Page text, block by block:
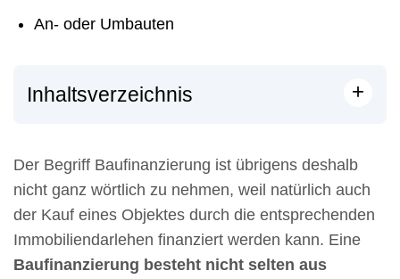
An- oder Umbauten
Inhaltsverzeichnis +
Der Begriff Baufinanzierung ist übrigens deshalb
nicht ganz wörtlich zu nehmen, weil natürlich auch
der Kauf eines Objektes durch die entsprechenden
Immobiliendarlehen finanziert werden kann. Eine
Baufinanzierung besteht nicht selten aus